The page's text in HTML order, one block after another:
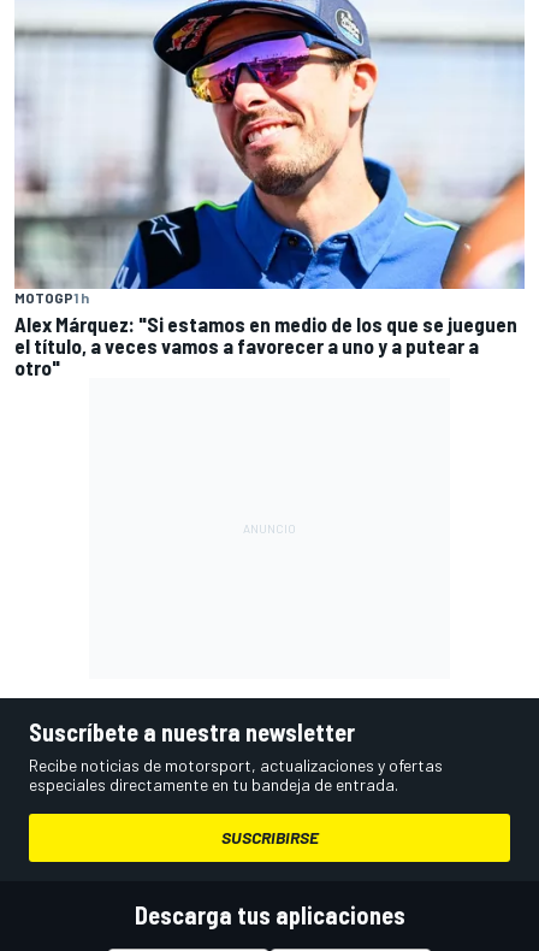
MOTOGP1 h
Alex Márquez: "Si estamos en medio de los que se jueguen
el título, a veces vamos a favorecer a uno y a putear a
otro"
Suscríbete a nuestra newsletter
Recibe noticias de motorsport, actualizaciones y ofertas
especiales directamente en tu bandeja de entrada.
SUSCRIBIRSE
Descarga tus aplicaciones